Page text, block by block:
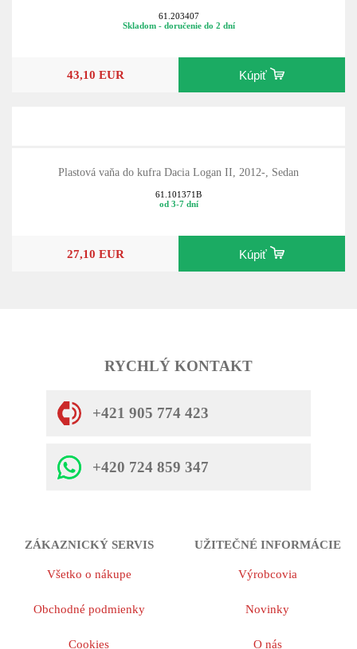
61.203407
Skladom - doručenie do 2 dní
43,10 EUR Kúpiť
Plastová vaňa do kufra Dacia Logan II, 2012-, Sedan
61.101371B
od 3-7 dní
27,10 EUR Kúpiť
RYCHLÝ KONTAKT
+421 905 774 423
+420 724 859 347
ZÁKAZNICKÝ SERVIS
Všetko o nákupe
Obchodné podmienky
Cookies
UŽITEČNÉ INFORMÁCIE
Výrobcovia
Novinky
O nás